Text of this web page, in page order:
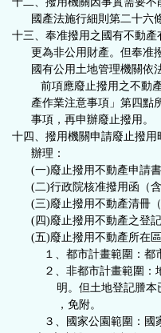
國產法施行細則第二十六條
十三、奉准撥用之國有不動
更為非公用財產。但奉准
國有公用土地管理機關依法
前項應廢止撥用之不動產
產作業注意事項」第四點
事項，再申辦廢止撥用。
十四、撥用機關申請廢止撥
辦理：
(一)廢止撥用不動產申請書
(二)行政院核准撥用函（含
(三)廢止撥用不動產清冊（
(四)廢止撥用不動產之登記
(五)廢止撥用不動產所在區
１、都市計畫範圍：都市
２、非都市計畫範圍：地
明。但土地登記謄本已
，免附。
３、國家公園範圍：國家